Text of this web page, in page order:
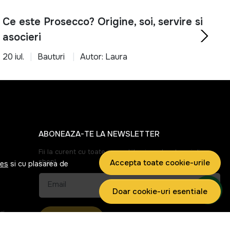
cu ajutorul produselor potrivite.
si cu plasarea de
Accepta toate cookie-urile
Doar cookie-uri esentiale
Ce este Prosecco? Origine, soi, servire si
asocieri
20 iul. Bauturi Autor: Laura
ABONEAZA-TE LA NEWSLETTER
Fii la curent cu toate promotiile si produsele noi din
shop!
Email